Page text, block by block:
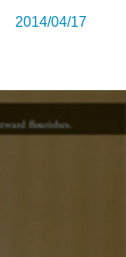
2014/04/17